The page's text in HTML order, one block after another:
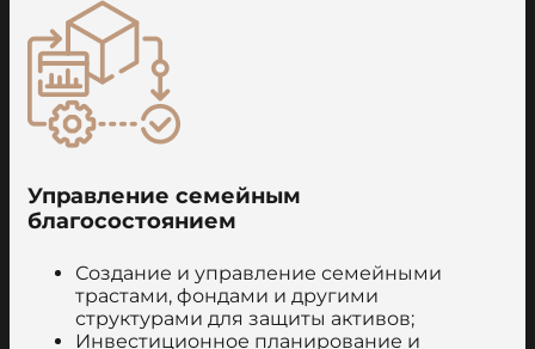
Управление семейным
благосостоянием
Создание и управление семейными
трастами, фондами и другими
структурами для защиты активов;
Инвестиционное планирование и